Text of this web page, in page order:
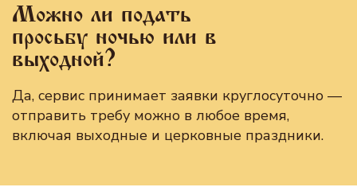
Можно ли подать
просьбу ночью или в
выходной?
Да, сервис принимает заявки круглосуточно —
отправить требу можно в любое время,
включая выходные и церковные праздники.